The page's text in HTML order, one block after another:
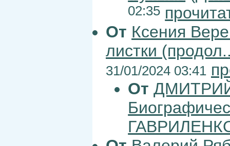
02:35
От Ксения
листки
31/01/2024 03:41
От